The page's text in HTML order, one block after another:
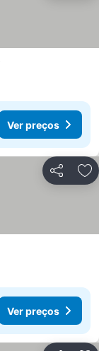
Ver preços
Partilhar
Ver preços